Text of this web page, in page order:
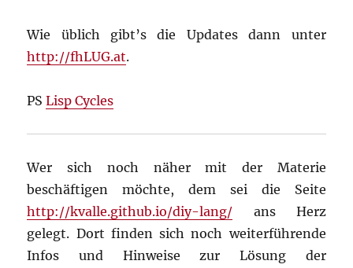
Wie üblich gibt’s die Updates dann unter
http://fhLUG.at.
PSLisp Cycles
Wer sich noch näher mit der Materie
beschäftigen möchte, dem sei die Seite
http://kvalle.github.io/diy-lang/ ans Herz
gelegt. Dort finden sich noch weiterführende
Infos und Hinweise zur Lösung der